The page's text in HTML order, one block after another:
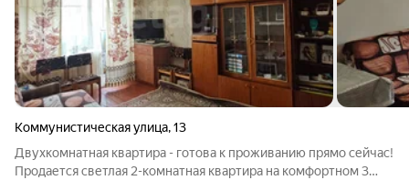
Коммунистическая улица,13
Двухкомнатная квартира - готова к проживанию прямо сейчас!
Продается светлая 2-комнатная квартира на комфортном 3